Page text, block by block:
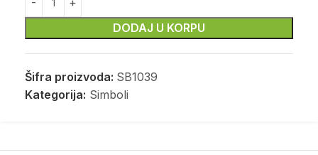
DODAJ U KORPU
Šifra proizvoda: SB1039
Kategorija: Simboli